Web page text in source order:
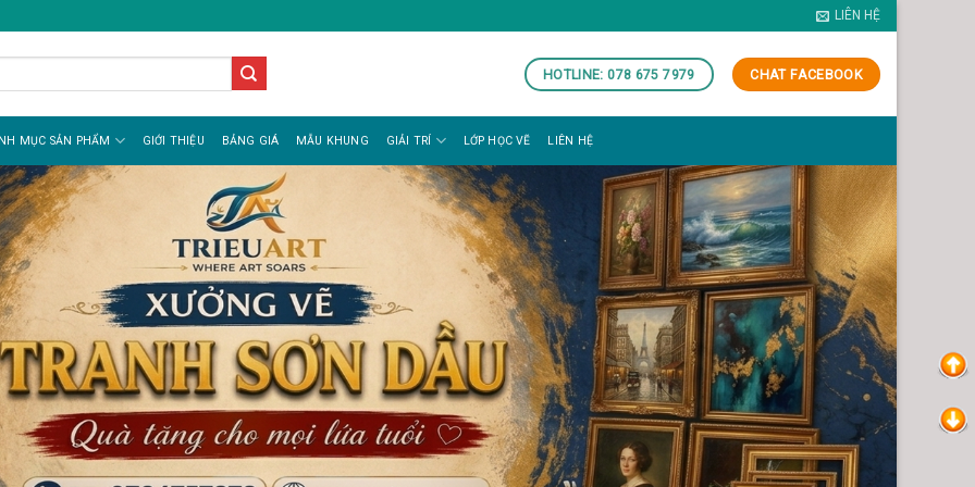
LIÊN HỆ
HOTLINE: 078 675 7979 CHAT FACEBOOK
MỤC SẢN PHẨM GIỚI THIỆU BẢNG GIÁ MẪU KHUNG GIẢI TRÍ LỚP HỌC VẼ LIÊN HỆ